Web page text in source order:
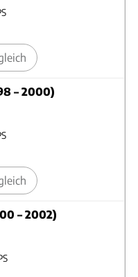
– 2000)
– 2002)